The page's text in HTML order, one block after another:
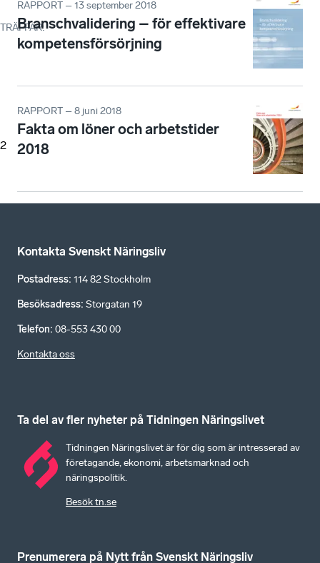
TRÄFFAR:
2
RAPPORT – 13 september 2018
Branschvalidering – för effektivare
kompetensförsörjning
RAPPORT – 8 juni 2018
Fakta om löner och arbetstider
2018
Kontakta Svenskt Näringsliv
Postadress: 114 82 Stockholm
Besöksadress: Storgatan 19
Telefon: 08-553 430 00
Kontakta oss
Ta del av fler nyheter på Tidningen Näringslivet
Tidningen Näringslivet är för dig som är intresserad av
företagande, ekonomi, arbetsmarknad och
näringspolitik.
Besök tn.se
Prenumerera på Nytt från Svenskt Näringsliv